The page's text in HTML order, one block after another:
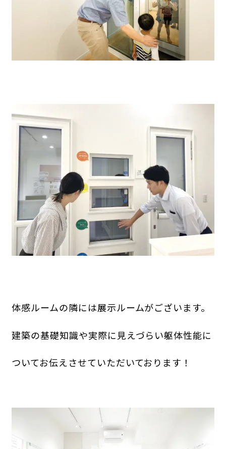
体感ルームの隣には展示ルームがございます。
建築の基礎知識や実際に見えづらい躯体性能に
ついてお伝えさせていただいております！